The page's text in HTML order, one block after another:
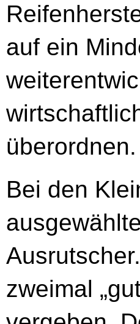
auf ein
überordnen.
Bei den
zweimal